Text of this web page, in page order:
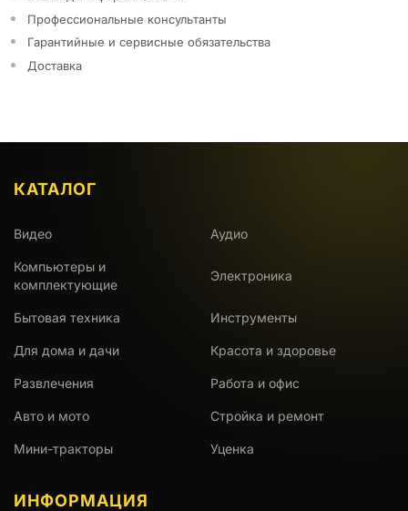
Профессиональные консультанты
Гарантийные и сервисные обязательства
Доставка
КАТАЛОГ
Видео Аудио
Компьютеры и
комплектующие
Электроника
Бытовая техника Инструменты
Для дома и дачи Красота и здоровье
Развлечения Работа и офис
Авто и мото Стройка и ремонт
Мини-тракторы Уценка
ИНФОРМАЦИЯ